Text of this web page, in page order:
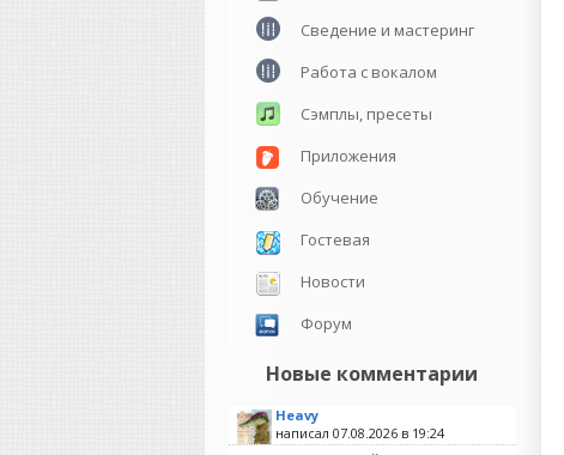
Сведение и мастеринг
Работа с вокалом
Сэмплы, пресеты
Приложения
Обучение
Гостевая
Новости
Форум
Новые комментарии
Heavy
написал 07.08.2026 в 19:24